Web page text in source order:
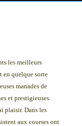
les meilleurs
en quelque sorte
manades de
et prestigieuses.
plaisir. Dans les
aux courses ont